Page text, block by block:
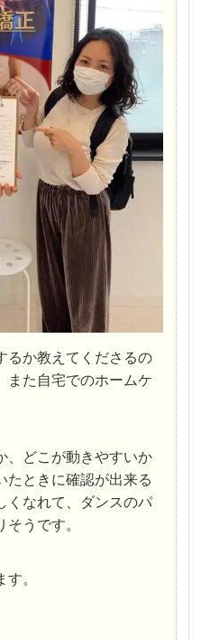
るか教えてくださるの
また自宅でのホームケ
、どこが動きやすいか
たときに確認が出来る
くなれて、ダンスのパ
うです。
。